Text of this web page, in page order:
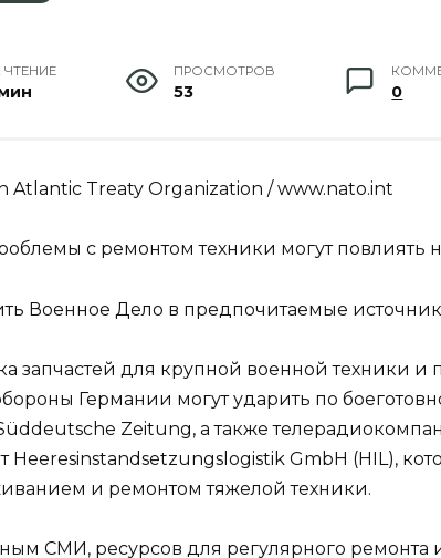
ЧТЕНИЕ ПРОСМОТРОВ
53 0
Atlantic Treaty Organization / www.nato.int
с ремонтом техники могут повлиять
Военное Дело в предпочитаемые
запчастей для крупной военной техники
Германии могут ударить по
Süddeutsche Zeitung, а также
Heeresinstandsetzungslogistik GmbH (HIL),
и ремонтом тяжелой техники.
СМИ, ресурсов для регулярного ремонта